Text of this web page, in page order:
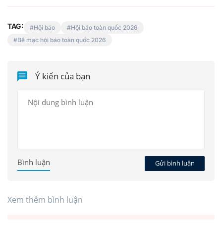
TAG: Hội báo
Hội báo toàn quốc 2026
Bế mạc hội báo toàn quốc 2026
Ý kiến của bạn
Gửi bình luận
Bình luận
Xem thêm bình luận